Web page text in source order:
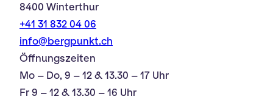
8400 Winterthur
+41 31 832 04 06
info@bergpunkt.ch
Öffnungszeiten
Mo – Do, 9 – 12 & 13.30 – 17 Uhr
Fr 9 – 12 & 13.30 – 16 Uhr